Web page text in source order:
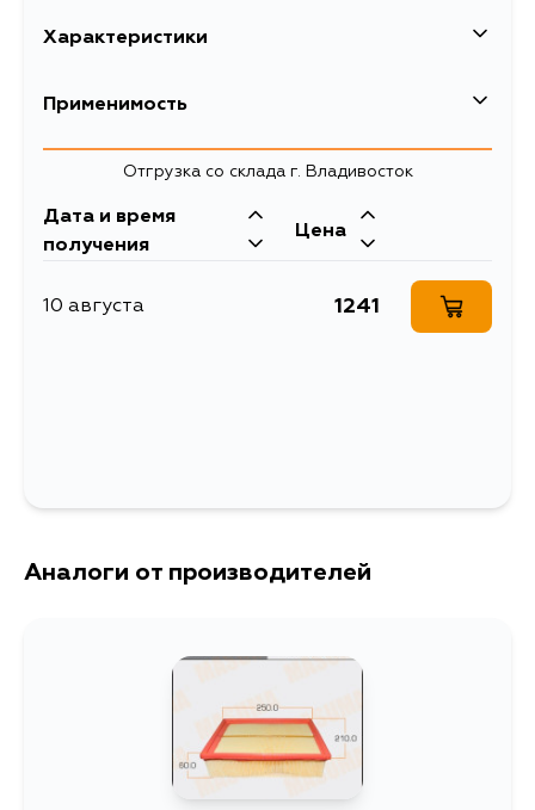
Характеристики
Описание
Применимость
Отгрузка со склада г. Владивосток
Дата и время
получения
Цена
10 августа 1241
Аналоги от производителей